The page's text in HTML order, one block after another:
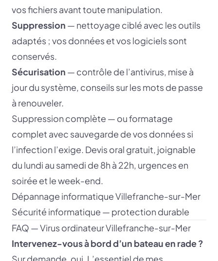
vos fichiers avant toute manipulation.
Suppression — nettoyage ciblé avec les outils
adaptés ; vos données et vos logiciels sont
conservés.
Sécurisation — contrôle de l’antivirus, mise à
jour du système, conseils sur les mots de passe
à renouveler.
Suppression complète — ou formatage
complet avec sauvegarde de vos données si
l’infection l’exige. Devis oral gratuit, joignable
du lundi au samedi de 8h à 22h, urgences en
soirée et le week-end.
Dépannage informatique Villefranche-sur-Mer
Sécurité informatique — protection durable
FAQ — Virus ordinateur Villefranche-sur-Mer
Intervenez-vous à bord d’un bateau en rade ?